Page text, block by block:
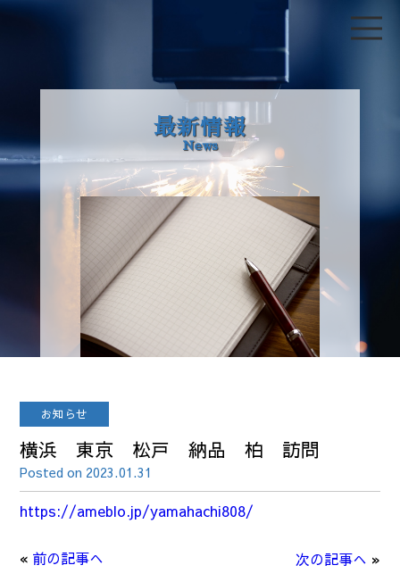
最新情報
News
お知らせ
横浜 東京 松戸 納品 柏 訪問
Posted on 2023.01.31
https://ameblo.jp/yamahachi808/
« 前の記事へ 次の記事へ »